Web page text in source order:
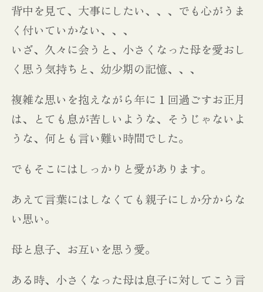
背中を見て、大事にしたい、、、でも心がうま
く付いていかない、、、
いざ、久々に会うと、小さくなった母を愛おし
く思う気持ちと、幼少期の記憶、、、
複雑な思いを抱えながら年に１回過ごすお正月
は、とても息が苦しいような、そうじゃないよ
うな、何とも言い難い時間でした。
でもそこにはしっかりと愛があります。
あえて言葉にはしなくても親子にしか分からな
い思い。
母と息子、お互いを思う愛。
ある時、小さくなった母は息子に対してこう言